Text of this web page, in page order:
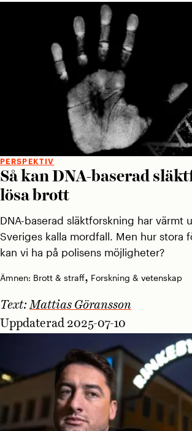
PERSPEKTIV
Så kan DNA-baserad
lösa brott
DNA-baserad släktforskning har värmt
Sveriges kalla mordfall. Men hur stora
kan vi ha på polisens möjligheter?
Ämnen: Brott & straff, Forskning & vetenskap
Text:Mattias Göransson
Uppdaterad 2025-07-10